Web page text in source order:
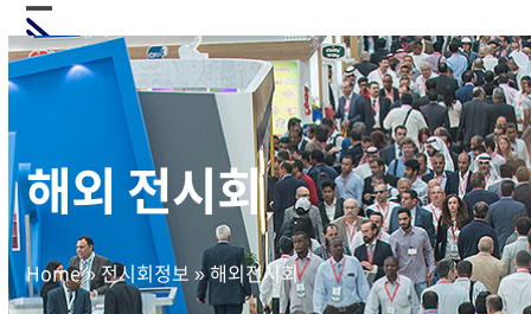
Skip
to
content
Open
mobile
Close
mobile
해외 전시회
Home»전시회정보 »해외전시회